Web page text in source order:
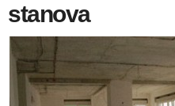
stanova